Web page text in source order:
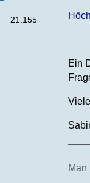
21.155
Ein
Man